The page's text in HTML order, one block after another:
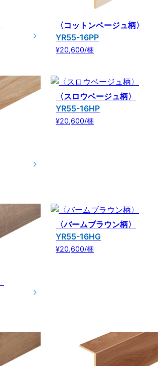
〈コットンベージュ柄〉
YR55-16PP
¥20,600/梱
〈スロウベージュ柄〉
YR55-16HP
¥20,600/梱
〈バームブラウン柄〉
YR55-16HG
¥20,600/梱